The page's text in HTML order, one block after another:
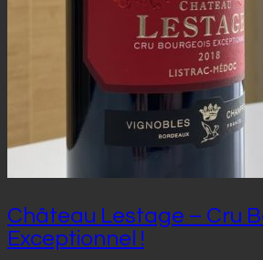
Château Lestage – Cru
Exceptionnel !